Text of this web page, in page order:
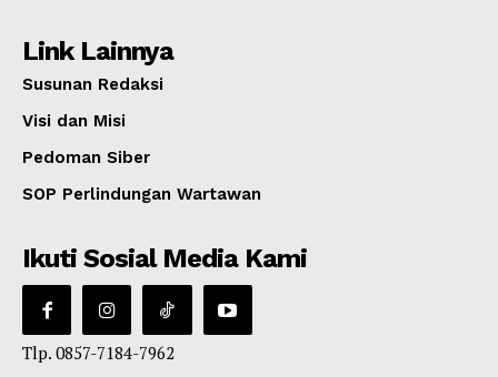
Link Lainnya
Susunan Redaksi
Visi dan Misi
Pedoman Siber
SOP Perlindungan Wartawan
Ikuti Sosial Media Kami
Tlp. 0857-7184-7962